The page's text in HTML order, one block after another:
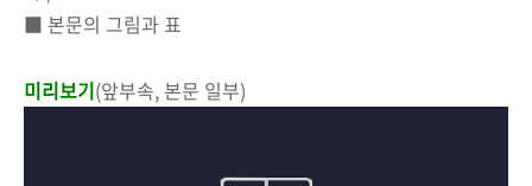
■ 본문의 그림과 표
미리보기(앞부속, 본문 일부)